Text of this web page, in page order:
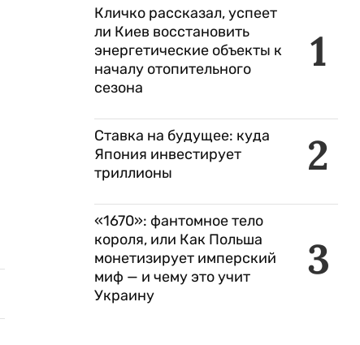
1
Кличко рассказал, успеет
ли Киев восстановить
энергетические объекты к
началу отопительного
сезона
2
Ставка на будущее: куда
Япония инвестирует
триллионы
3
«1670»: фантомное тело
короля, или Как Польша
монетизирует имперский
миф — и чему это учит
Украину